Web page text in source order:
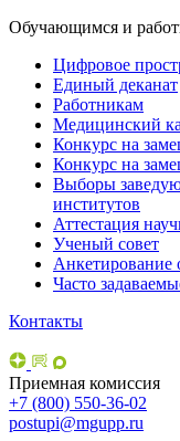
Обучающимся и
Цифровое
Единый деканат
Работникам
Медицинский
Конкурс на
Конкурс на
Выборы
институтов
Аттестация
Ученый совет
Анкетирование
Часто
Контакты
Приемная комиссия
+7 (800) 550-36-02
postupi@mgupp.ru